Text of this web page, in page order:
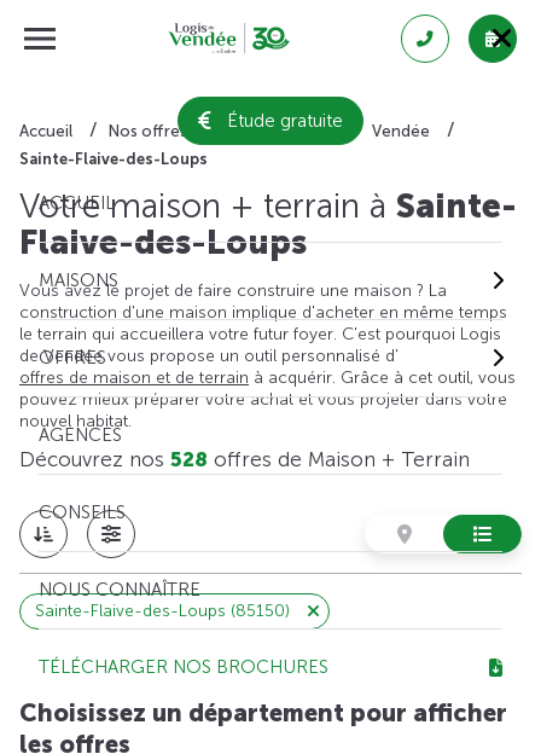
Étude gratuite
ACCUEIL
MAISONS
OFFRES
AGENCES
CONSEILS
NOUS CONNAÎTRE
TÉLÉCHARGER NOS BROCHURES
Accueil Nos offres de maison + terrain
Vendée
Sainte-Flaive-des-Loups
Votre maison + terrain à Sainte-
Flaive-des-Loups
Vous avez le projet de faire construire une maison ? La
construction d'une maison implique d'acheter en même temps
le terrain qui accueillera votre futur foyer. C'est pourquoi Logis
de Vendée vous propose un outil personnalisé d'
offres de maison et de terrain à acquérir. Grâce à cet outil, vous
pouvez mieux préparer votre achat et vous projeter dans votre
nouvel habitat.
Découvrez nos 528 offres de Maison + Terrain
Sainte-Flaive-des-Loups (85150)
Choisissez un département pour afficher
les offres